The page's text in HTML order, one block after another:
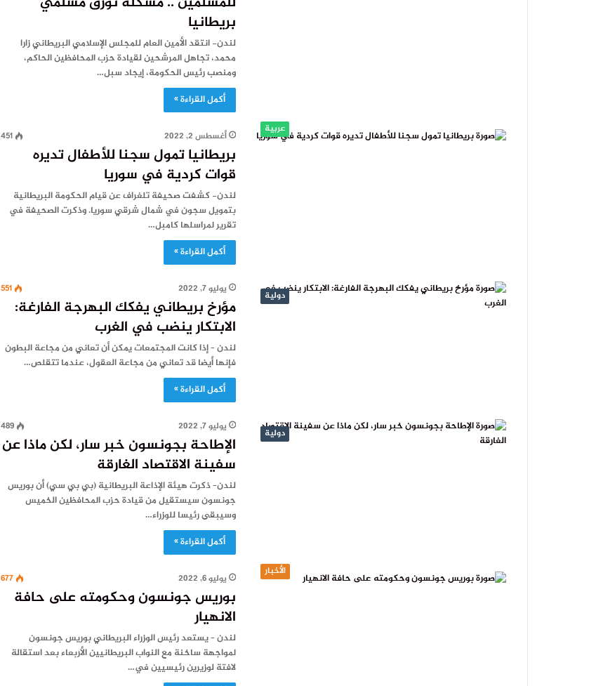
بريطانيا
لندن- انتقد الأمين العام للمجلس الإسلامي البريطاني زارا
محمد، تجاهل المرشحين لقيادة حزب المحافظين الحاكم،
ومنصب رئيس الحكومة، إيجاد سبل…
أكمل القراءة »
عربية
أغسطس 2, 2022 451
بريطانيا تمول سجنا للأطفال تديره
قوات كردية في سوريا
لندن- كشفت صحيفة تلغراف عن قيام الحكومة البريطانية
بتمويل سجون في شمال شرقي سوريا. وذكرت الصحيفة في
تقرير لمراسلها كامبل…
أكمل القراءة »
دولية يوليو 7, 2022 551
مؤرخ بريطاني يفكك البهرجة الفارغة:
الابتكار ينضب في الغرب
لندن – إذا كانت المجتمعات يمكن أن تعاني من مجاعة البطون
فإنها أيضا قد تعاني من مجاعة العقول، عندما تتقلص…
أكمل القراءة »
دولية يوليو 7, 2022 489
الإطاحة بجونسون خبر سار، لكن ماذا عن
سفينة الاقتصاد الغارقة
لندن– ذكرت هيئة الإذاعة البريطانية (بي بي سي) أن بوريس
جونسون سيستقيل من قيادة حزب المحافظين الخميس
وسيبقى رئيسا للوزراء…
أكمل القراءة »
الأخبار
يوليو 6, 2022 677
بوريس جونسون وحكومته على حافة
الانهيار
لندن – يستعد رئيس الوزراء البريطاني بوريس جونسون
لمواجهة ساخنة مع النواب البريطانيين الأربعاء بعد استقالة
لافتة لوزيرين رئيسيين في…